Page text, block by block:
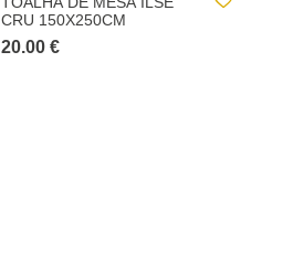
CRU 150X250CM
20.00 €